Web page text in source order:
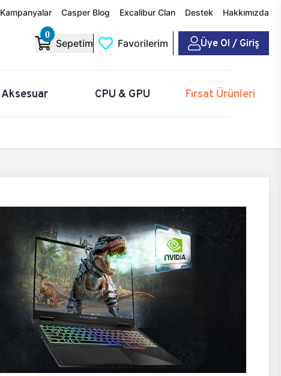
Kampanyalar Casper Blog Excalibur Clan Destek Hakkımızda
0
Sepetim Favorilerim Üye Ol / Giriş
Aksesuar CPU & GPU Fırsat Ürünleri